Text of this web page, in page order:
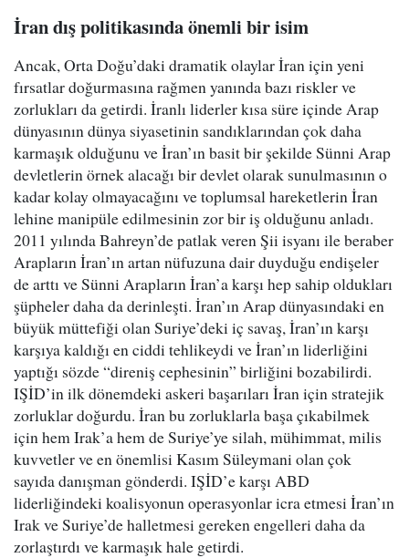
İran dış politikasında önemli bir isim
Ancak, Orta Doğu’daki dramatik olaylar İran için yeni
fırsatlar doğurmasına rağmen yanında bazı riskler ve
zorlukları da getirdi. İranlı liderler kısa süre içinde Arap
dünyasının dünya siyasetinin sandıklarından çok daha
karmaşık olduğunu ve İran’ın basit bir şekilde Sünni Arap
devletlerin örnek alacağı bir devlet olarak sunulmasının o
kadar kolay olmayacağını ve toplumsal hareketlerin İran
lehine manipüle edilmesinin zor bir iş olduğunu anladı.
2011 yılında Bahreyn’de patlak veren Şii isyanı ile beraber
Arapların İran’ın artan nüfuzuna dair duyduğu endişeler
de arttı ve Sünni Arapların İran’a karşı hep sahip oldukları
şüpheler daha da derinleşti. İran’ın Arap dünyasındaki en
büyük müttefiği olan Suriye’deki iç savaş, İran’ın karşı
karşıya kaldığı en ciddi tehlikeydi ve İran’ın liderliğini
yaptığı sözde “direniş cephesinin” birliğini bozabilirdi.
IŞİD’in ilk dönemdeki askeri başarıları İran için stratejik
zorluklar doğurdu. İran bu zorluklarla başa çıkabilmek
için hem Irak’a hem de Suriye’ye silah, mühimmat, milis
kuvvetler ve en önemlisi Kasım Süleymani olan çok
sayıda danışman gönderdi. IŞİD’e karşı ABD
liderliğindeki koalisyonun operasyonlar icra etmesi İran’ın
Irak ve Suriye’de halletmesi gereken engelleri daha da
zorlaştırdı ve karmaşık hale getirdi.